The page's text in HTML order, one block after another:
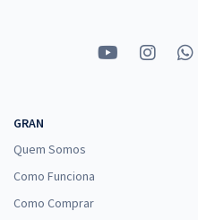
GRAN
Quem Somos
Como Funciona
Como Comprar